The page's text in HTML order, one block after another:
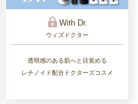
With Dr.
ウィズドクター
透明感のある肌へと目覚める
レチノイド配合ドクターズコスメ